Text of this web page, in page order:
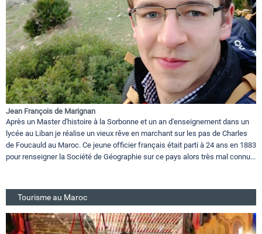
Jean François de Marignan
Après un Master d'histoire à la Sorbonne et un an d'enseignement dans un
lycée au Liban je réalise un vieux rêve en marchant sur les pas de Charles
de Foucauld au Maroc. Ce jeune officier français était parti à 24 ans en 1883
pour renseigner la Société de Géographie sur ce pays alors très mal connu...
Tourisme au Maroc